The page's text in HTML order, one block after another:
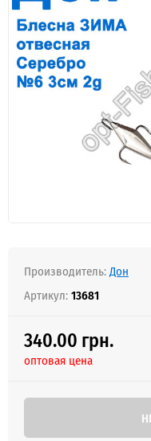
Производитель:Дон
Артикул:13681
340.00 грн.
оптовая цена